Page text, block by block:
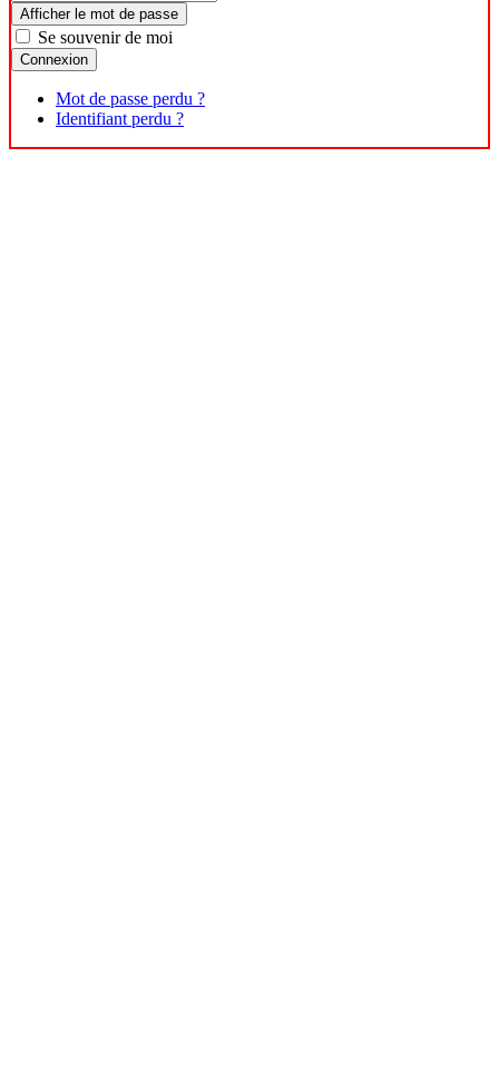
Afficher le mot de passe
Se souvenir de moi
Connexion
Mot de passe perdu ?
Identifiant perdu ?